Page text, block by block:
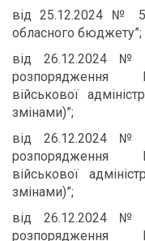
від 25.12.2024 №
обласного бюджету”;
від 26.12.2024 №
розпорядження
військової
змінами)”;
від 26.12.2024 №
розпорядження
військової
змінами)”;
від 26.12.2024 №
розпорядження